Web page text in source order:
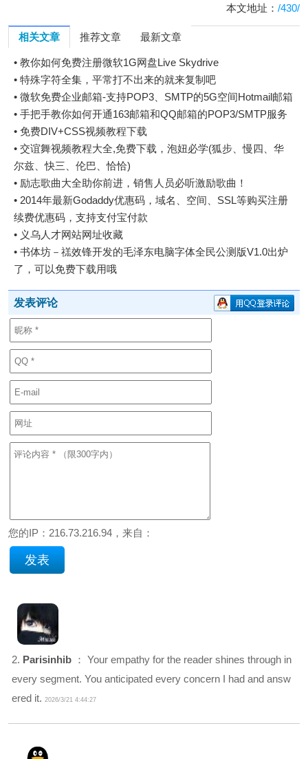
本文地址： /430/
相关文章 推荐文章 最新文章
•教你如何免费注册微软1G网盘Live Skydrive
•特殊字符全集，平常打不出来的就来复制吧
•微软免费企业邮箱-支持POP3、SMTP的5G空间Hotmail邮箱
•手把手教你如何开通163邮箱和QQ邮箱的POP3/SMTP服务
•免费DIV+CSS视频教程下载
•交谊舞视频教程大全,免费下载，泡妞必学(狐步、慢四、华
尔兹、快三、伦巴、恰恰)
• 励志歌曲大全助你前进，销售人员必听激励歌曲！
• 2014年最新Godaddy优惠码，域名、空间、SSL等购买注册
续费优惠码，支持支付宝付款
• 义乌人才网站网址收藏
•书体坊－禚效锋开发的毛泽东电脑字体全民公测版V1.0出炉
了，可以免费下载用哦
发表评论
您的IP：216.73.216.94，来自：
2. Parisinhib ： Your empathy for the reader shines through in
every segment. You anticipated every concern I had and answ
ered it.2026/3/21 4:44:27